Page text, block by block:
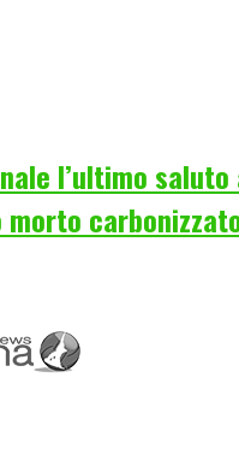
l’ultimo
morto